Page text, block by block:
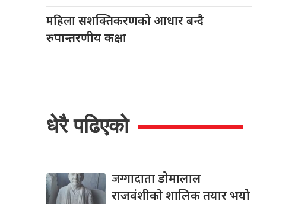
महिलासशक्तिकरणको आधार बन्दै
रुपान्तरणीय कक्षा
धेरै पढिएको
जग्गादाताडोमालाल
राजवंशीको शालिक तयार भयो